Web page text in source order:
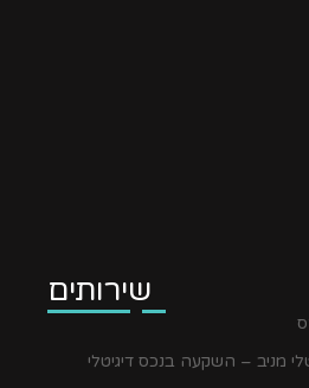
שירותים
מניב – השקעה בנכס דיגיטלי